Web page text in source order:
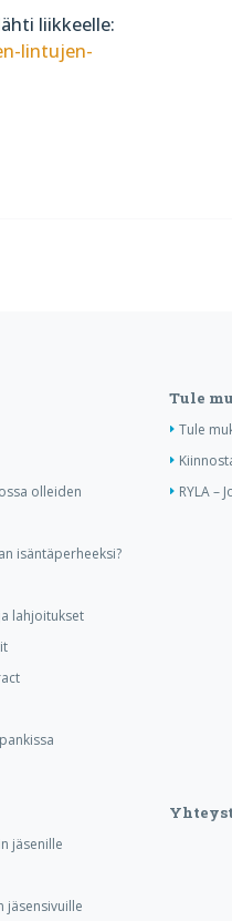
liikkeelle:
lintujen-
olleiden
isäntäperheeksi?
lahjoitukset
Tule
Tule
RYLA –
jäsenille
jäsensivuille